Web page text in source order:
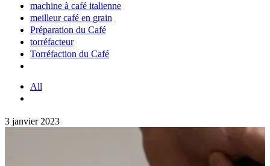
machine à café italienne
meilleur café en grain
Préparation du Café
torréfacteur
Torréfaction du Café
All
3 janvier 2023